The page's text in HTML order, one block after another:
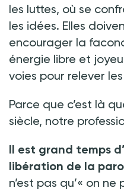
les luttes, où se
les idées. Elles
encourager la
énergie libre et
voies pour relever
Parce que c’est là
siècle, notre
Il est grand temps
libération de la
n’est pas qu’« on